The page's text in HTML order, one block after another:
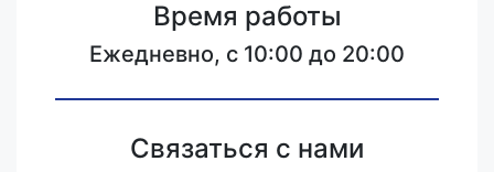
Время работы
Ежедневно, с 10:00 до 20:00
Связаться с нами